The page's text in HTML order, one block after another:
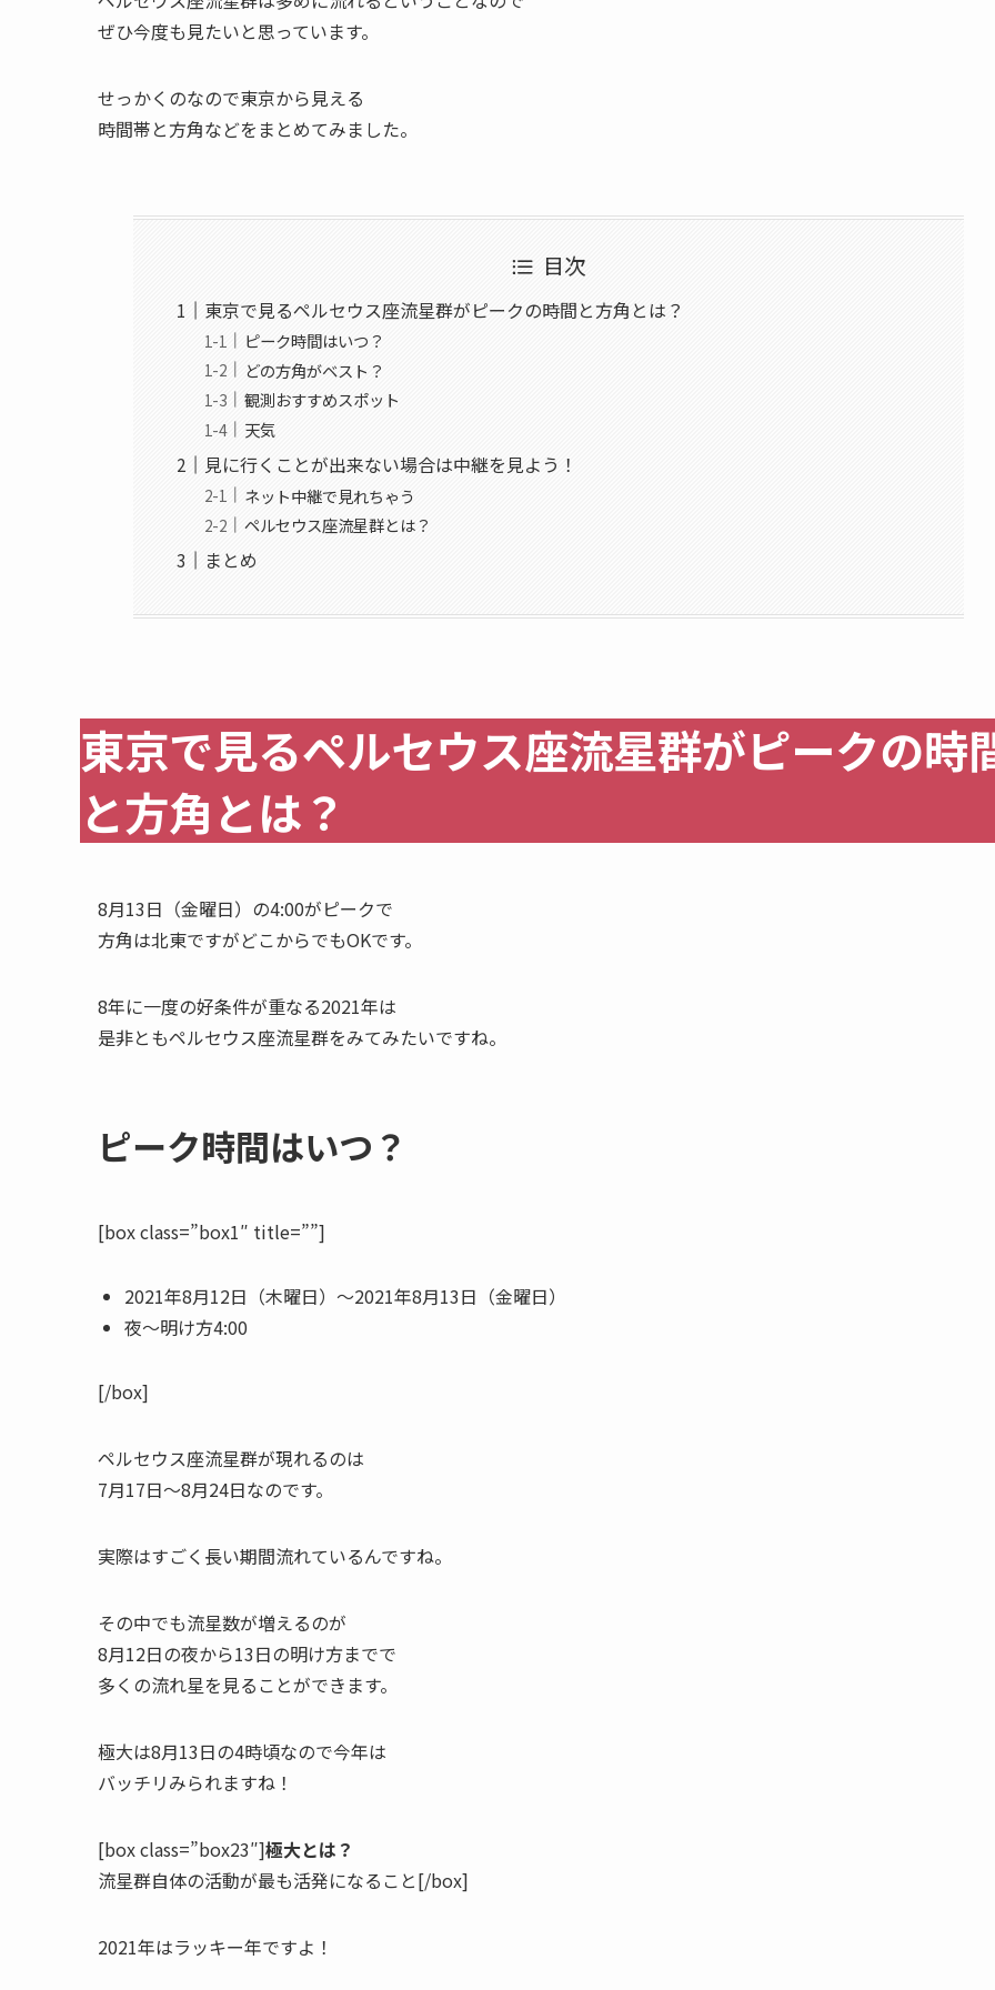
ぜひ今度も見たいと思っています。
せっかくのなので東京から見える
時間帯と方角などをまとめてみました。
目次
東京で見るペルセウス座流星群がピークの時間と方角とは？
ピーク時間はいつ？
どの方角がベスト？
観測おすすめスポット
天気
見に行くことが出来ない場合は中継を見よう！
ネット中継で見れちゃう
ペルセウス座流星群とは？
まとめ
東京で見るペルセウス座流星群がピークの時
と方角とは？
8月13日（金曜日）の4:00がピークで
方角は北東ですがどこからでもOKです。
8年に一度の好条件が重なる2021年は
是非ともペルセウス座流星群をみてみたいですね。
ピーク時間はいつ？
[box class=”box1″ title=””]
2021年8月12日（木曜日）〜2021年8月13日（金曜日）
夜〜明け方4:00
[/box]
ペルセウス座流星群が現れるのは
7月17日～8月24日なのです。
実際はすごく長い期間流れているんですね。
その中でも流星数が増えるのが
8月12日の夜から13日の明け方までで
多くの流れ星を見ることができます。
極大は8月13日の4時頃なので今年は
バッチリみられますね！
[box class=”box23″]極大とは？
流星群自体の活動が最も活発になること[/box]
2021年はラッキー年ですよ！